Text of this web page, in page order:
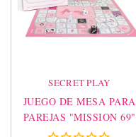
SECRET PLAY
JUEGO DE MESA PARA
PAREJAS "MISSION 69"